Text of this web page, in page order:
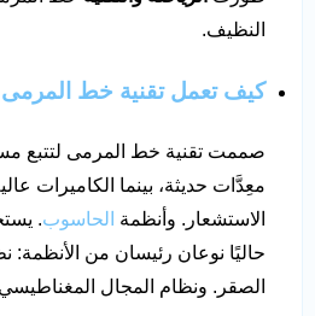
النظيف.
كيف تعمل تقنية خط المرمى
صممت تقنية خط المرمى لتتبع
معِدَّات حديثة، بينما الكاميرات
الاستشعار. وأنظمة الحاسوب.
حاليًا نوعان رئيسان من الأنظمة:
الصقر. ونظام المجال